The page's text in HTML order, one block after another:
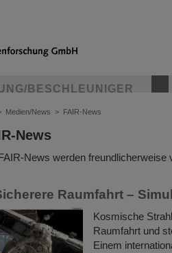
BESCHLEUNIGER
Medien/News > FAIR-News
News
News werden freundlicherweise
Raumfahrt –
Kosmische
Raumfahrt und
Einem